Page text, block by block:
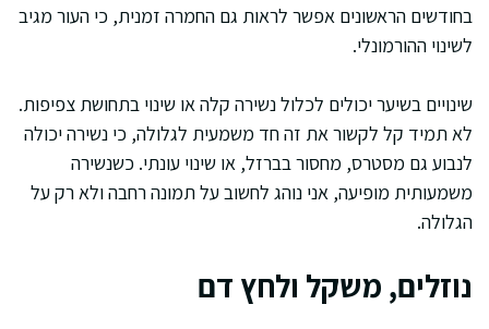
בחודשים הראשונים אפשר לראות גם החמרה זמנית, כי העור מגיב
לשינוי ההורמונלי.
שינויים בשיער יכולים לכלול נשירה קלה או שינוי בתחושת צפיפות.
לא תמיד קל לקשור את זה חד משמעית לגלולה, כי נשירה יכולה
לנבוע גם מסטרס, מחסור בברזל, או שינוי עונתי. כשנשירה
משמעותית מופיעה, אני נוהג לחשוב על תמונה רחבה ולא רק על
הגלולה.
נוזלים, משקל ולחץ דם